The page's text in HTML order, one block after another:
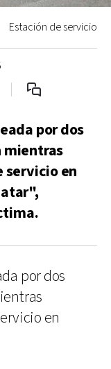
Estación de servicio
por dos
mientras
servicio en
por dos
en